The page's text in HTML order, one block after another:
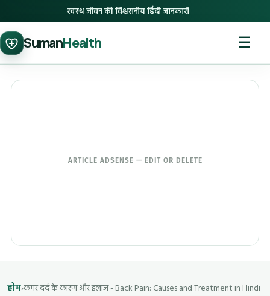
स्वस्थ जीवन की विश्वसनीय हिंदी जानकारी
SumanHealth ☰
ARTICLE ADSENSE — EDIT OR DELETE
होम›कमर दर्द के कारण और इलाज - Back Pain: Causes and Treatment in Hindi